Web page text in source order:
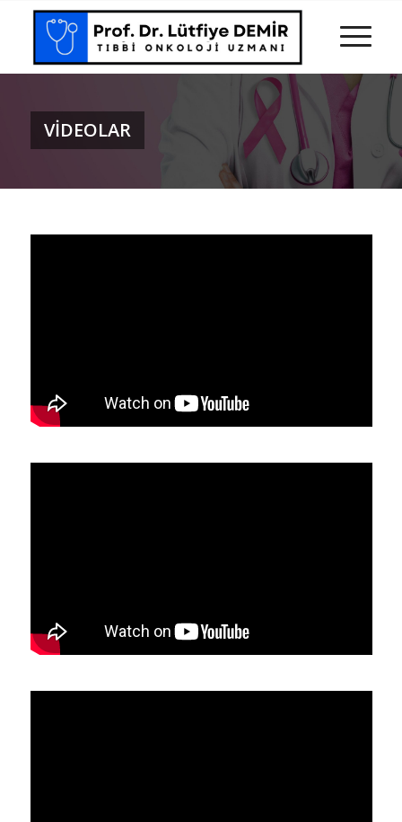
VIDEOLAR